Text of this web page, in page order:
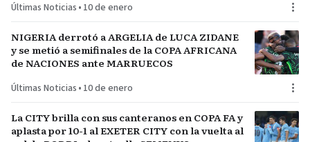
Últimas Noticias • 10 de enero
NIGERIA derrotó a ARGELIA de LUCA ZIDANE
y se metió a semifinales de la COPA AFRICANA
de NACIONES ante MARRUECOS
Últimas Noticias • 10 de enero
La CITY brilla con sus canteranos en COPA FA y
aplasta por 10-1 al EXETER CITY con la vuelta al